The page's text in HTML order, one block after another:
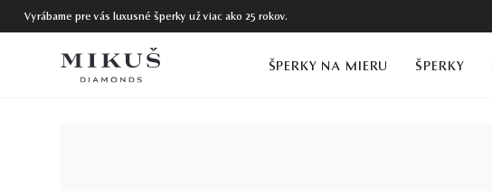
Vyrábame pre vás luxusné šperky už viac ako 25 rokov.
ŠPERKY NA MIERU ŠPERKY